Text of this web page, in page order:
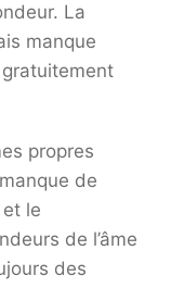
La
manque
propres
de
le
de l’âme
des